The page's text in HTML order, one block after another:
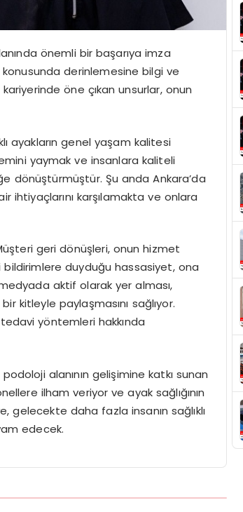
önemli bir başarıya imza
derinlemesine bilgi ve
öne çıkan unsurlar, onun
ayakların genel yaşam kalitesi
yaymak ve insanlara kaliteli
dönüştürmüştür. Şu anda Ankara’da
ihtiyaçlarını karşılamakta ve onlara
geri dönüşleri, onun hizmet
duyduğu hassasiyet, ona
aktif olarak yer alması,
kitleyle paylaşmasını sağlıyor.
yöntemleri hakkında
alanının gelişimine katkı sunan
ilham veriyor ve ayak sağlığının
gelecekte daha fazla insanın sağlıklı
edecek.